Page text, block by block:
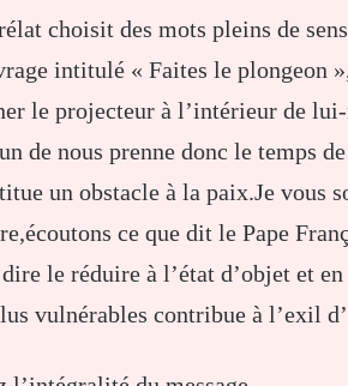
choisit des mots pleins de
intitulé « Faites le plongeon
le projecteur à l’intérieur de
de nous prenne donc le temps
un obstacle à la paix.Je vous
ce que dit le Pape
le réduire à l’état d’objet et
vulnérables contribue à l’exil